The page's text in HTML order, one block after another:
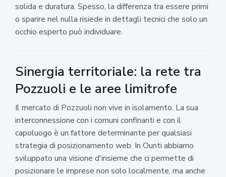
solida e duratura. Spesso, la differenza tra essere primi
o sparire nel nulla risiede in dettagli tecnici che solo un
occhio esperto può individuare.
Sinergia territoriale: la rete tra
Pozzuoli e le aree limitrofe
Il mercato di Pozzuoli non vive in isolamento. La sua
interconnessione con i comuni confinanti e con il
capoluogo è un fattore determinante per qualsiasi
strategia di posizionamento web. In Ounti abbiamo
sviluppato una visione d'insieme che ci permette di
posizionare le imprese non solo localmente, ma anche